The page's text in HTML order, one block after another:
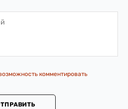
комментировать